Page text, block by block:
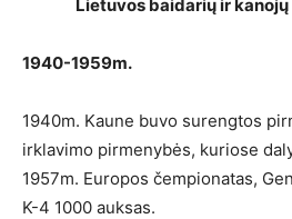
Lietuvos baidarių ir
1940-1959m.
1940m. Kaune buvo surengtos
irklavimo pirmenybės, kuriose
1957m. Europos čempionatas,
K-4 1000 auksas.